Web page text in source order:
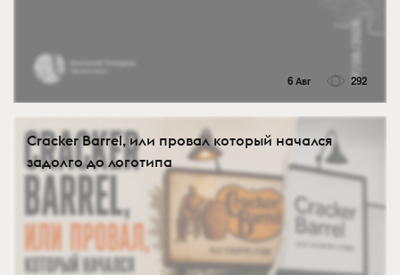
6 Авг 292
Cracker Barrel, или провал который начался
задолго до логотипа